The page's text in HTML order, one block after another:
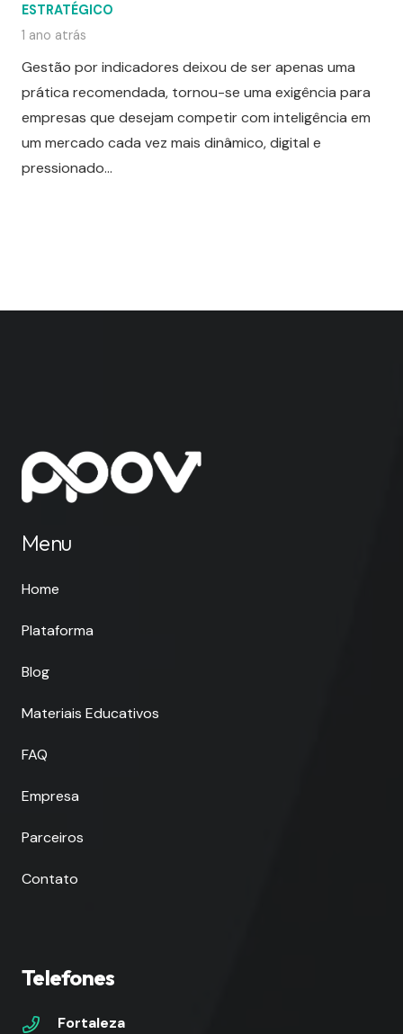
ESTRATÉGICO
1 ano atrás
Gestão por indicadores deixou de ser apenas uma
prática recomendada, tornou-se uma exigência para
empresas que desejam competir com inteligência em
um mercado cada vez mais dinâmico, digital e
pressionado…
Menu
Home
Plataforma
Blog
Materiais Educativos
FAQ
Empresa
Parceiros
Contato
Telefones
Fortaleza